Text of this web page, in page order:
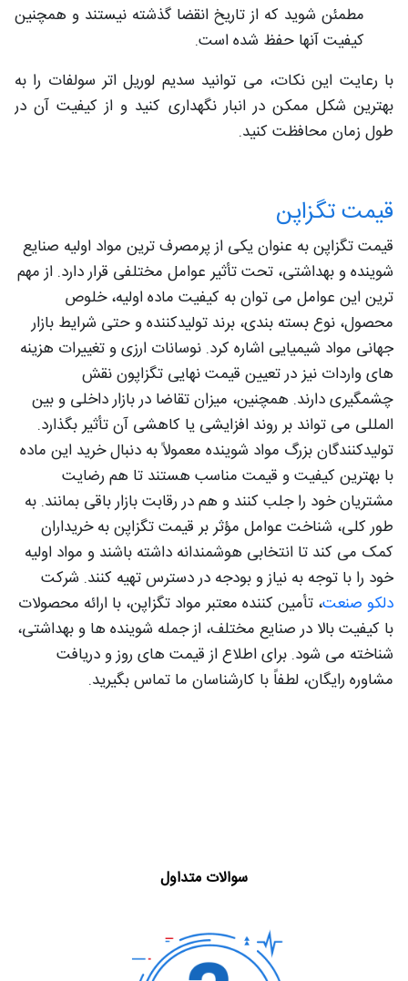
مطمئن شوید که از تاریخ انقضا گذشته نیستند و همچنین
کیفیت آنها حفظ شده است.
با رعایت این نکات، می‌ توانید سدیم لوریل اتر سولفات را به
بهترین شکل ممکن در انبار نگهداری کنید و از کیفیت آن در
طول زمان محافظت کنید.
قیمت تگزاپن
قیمت تگزاپن به عنوان یکی از پرمصرف‌ ترین مواد اولیه صنایع
شوینده و بهداشتی، تحت تأثیر عوامل مختلفی قرار دارد. از مهم‌
ترین این عوامل می‌ توان به کیفیت ماده اولیه، خلوص
محصول، نوع بسته‌ بندی، برند تولیدکننده و حتی شرایط بازار
جهانی مواد شیمیایی اشاره کرد. نوسانات ارزی و تغییرات هزینه‌
های واردات نیز در تعیین قیمت نهایی تگزاپون نقش
چشمگیری دارند. همچنین، میزان تقاضا در بازار داخلی و بین‌
المللی می‌ تواند بر روند افزایشی یا کاهشی آن تأثیر بگذارد.
تولیدکنندگان بزرگ مواد شوینده معمولاً به دنبال خرید این ماده
با بهترین کیفیت و قیمت مناسب هستند تا هم رضایت
مشتریان خود را جلب کنند و هم در رقابت بازار باقی بمانند. به
طور کلی، شناخت عوامل مؤثر بر قیمت تگزاپن به خریداران
کمک می‌ کند تا انتخابی هوشمندانه داشته باشند و مواد اولیه
خود را با توجه به نیاز و بودجه در دسترس تهیه کنند. شرکت
دلکو صنعت، تأمین‌ کننده معتبر مواد تگزاپن، با ارائه محصولات
با کیفیت بالا در صنایع مختلف، از جمله شوینده‌ ها و بهداشتی،
شناخته می‌ شود. برای اطلاع از قیمت‌ های روز و دریافت
مشاوره رایگان، لطفاً با کارشناسان ما تماس بگیرید.
سوالات متداول